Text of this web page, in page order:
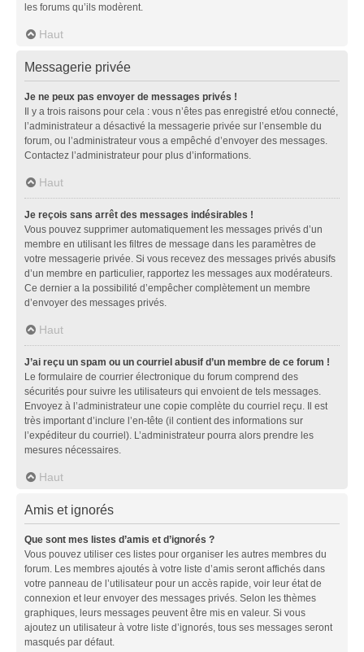
les forums qu’ils modèrent.
Haut
Messagerie privée
Je ne peux pas envoyer de messages privés !
Il y a trois raisons pour cela : vous n’êtes pas enregistré et/ou connecté,
l’administrateur a désactivé la messagerie privée sur l’ensemble du
forum, ou l’administrateur vous a empêché d’envoyer des messages.
Contactez l’administrateur pour plus d’informations.
Haut
Je reçois sans arrêt des messages indésirables !
Vous pouvez supprimer automatiquement les messages privés d’un
membre en utilisant les filtres de message dans les paramètres de
votre messagerie privée. Si vous recevez des messages privés abusifs
d’un membre en particulier, rapportez les messages aux modérateurs.
Ce dernier a la possibilité d’empêcher complètement un membre
d’envoyer des messages privés.
Haut
J’ai reçu un spam ou un courriel abusif d’un membre de ce forum !
Le formulaire de courrier électronique du forum comprend des
sécurités pour suivre les utilisateurs qui envoient de tels messages.
Envoyez à l’administrateur une copie complète du courriel reçu. Il est
très important d’inclure l’en-tête (il contient des informations sur
l’expéditeur du courriel). L’administrateur pourra alors prendre les
mesures nécessaires.
Haut
Amis et ignorés
Que sont mes listes d’amis et d’ignorés ?
Vous pouvez utiliser ces listes pour organiser les autres membres du
forum. Les membres ajoutés à votre liste d’amis seront affichés dans
votre panneau de l’utilisateur pour un accès rapide, voir leur état de
connexion et leur envoyer des messages privés. Selon les thèmes
graphiques, leurs messages peuvent être mis en valeur. Si vous
ajoutez un utilisateur à votre liste d’ignorés, tous ses messages seront
masqués par défaut.